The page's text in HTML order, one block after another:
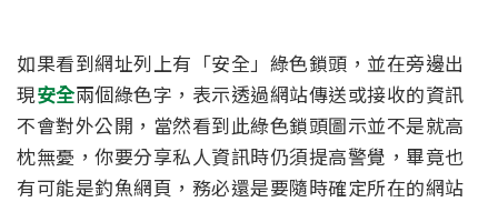
如果看到網址列上有「安全」綠色鎖頭，並在旁邊出
現安全兩個綠色字，表示透過網站傳送或接收的資訊
不會對外公開，當然看到此綠色鎖頭圖示並不是就高
枕無憂，你要分享私人資訊時仍須提高警覺，畢竟也
有可能是釣魚網頁，務必還是要隨時確定所在的網站